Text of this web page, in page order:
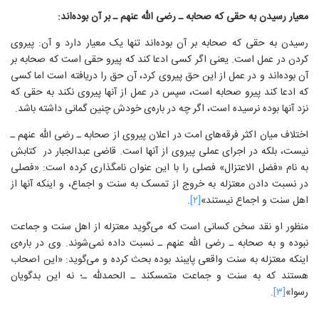
معیار رسیدن به حقی که صحابه ـ رضی الله عنهم ـ بر آن بوده‌اند:
رسیدن به حقی که صحابه بر آن بوده‌اند تنها یک معیار دارد و آن: پیروی
کردن در عمل است. یعنی اگر کسی ادعا کند که پیرو حقی است که صحابه بر
آن بوده‌اند و در عمل از این حق پیروی کرد، آن حق را دریافته است اما کسی
که ادعا کند پیرو صحابه است، سپس در عمل از آنها پیروی نکند به حقی که
نزد آنها بوده نرسیده است، اگر چه در باره‌ی خودش چنین گمانی داشته باشد.
اختلاف میان اکثر فرقه‌های امت در اعلان پیروی از صحابه ـ رضی الله عنهم ـ
نیست، بلکه در اجرای عملی پیروی از آنها است. قاضی عبدالجبار در کتابش
به نام «فضل الاعتزال» فصلی را با این عنوان نامگذاری کرده است: «فصلی
در نسبت دادن معتزله به خروج از تمسک به سنت و اجماع، و اینکه آنها از
اهل سنت و اجماع نیستند»[۲] .
منظور او نقد سخن کسانی است که می‌گوید معتزله از اهل سنت و جماعت
نبوده و به صحابه ـ رضی الله عنهم ـ نسبت داده نمی‌شوند. وی در باره‌ی
اینکه معتزله به سنت واقعی پایبند بوده بحث کرده و می‌گوید: «این اصحاب
هستند که به سنت و جماعت متمسکند ـ الحمدلله ـ؛ نه این بدگویان
رسوا»[۳] .